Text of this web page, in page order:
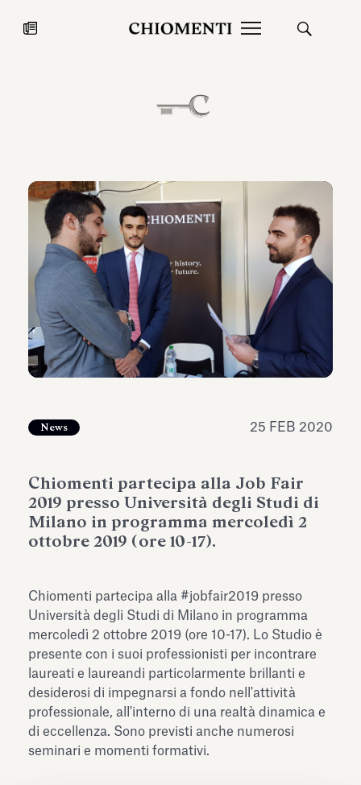
27 LUG 2026
Fondazione Torlonia inaugura la
mostra Marmora Romana
ampliando gli spazi espositivi
dell’Antiquarium di Villa Albani
Leggi tutto
EcoVadis
News 25 FEB 2020
Chiomenti partecipa alla Job Fair
2019 presso Università degli Studi di
Milano in programma mercoledì 2
ottobre 2019 (ore 10-17).
Chiomenti partecipa alla #jobfair2019 presso
Università degli Studi di Milano in programma
mercoledì 2 ottobre 2019 (ore 10-17). Lo Studio è
presente con i suoi professionisti per incontrare
laureati e laureandi particolarmente brillanti e
desiderosi di impegnarsi a fondo nell'attività
professionale, all'interno di una realtà dinamica e
di eccellenza. Sono previsti anche numerosi
seminari e momenti formativi.